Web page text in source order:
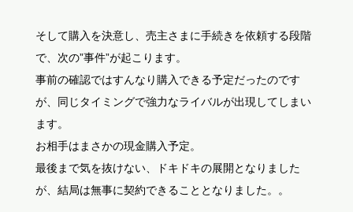
そして購入を決意し、売主さまに手続きを依頼する段階
で、次の”事件”が起こります。
事前の確認ではすんなり購入できる予定だったのです
が、同じタイミングで強力なライバルが出現してしまい
ます。
お相手はまさかの現金購入予定。
最後まで気を抜けない、ドキドキの展開となりました
が、結局は無事に契約できることとなりました。。